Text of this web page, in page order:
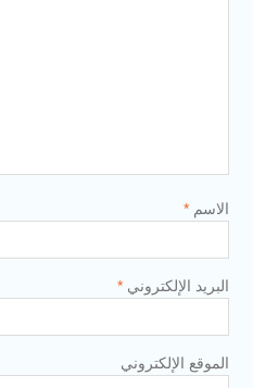
الاسم *
البريد الإلكتروني *
الموقع الإلكتروني